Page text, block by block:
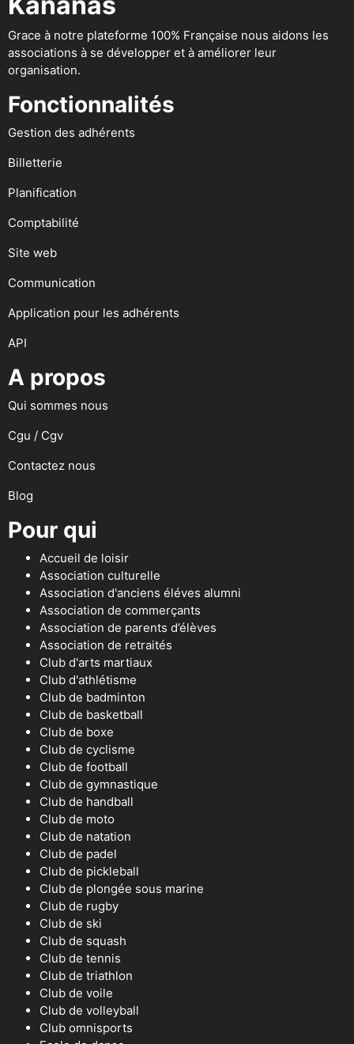
Grace à notre plateforme 100% Française nous aidons les
associations à se développer et à améliorer leur
organisation.
Fonctionnalités
Gestion des adhérents
Billetterie
Planification
Comptabilité
Site web
Communication
Application pour les adhérents
API
A propos
Qui sommes nous
Cgu / Cgv
Contactez nous
Blog
Pour qui
Accueil de loisir
Association culturelle
Association d'anciens éléves alumni
Association de commerçants
Association de parents d’élèves
Association de retraités
Club d'arts martiaux
Club d'athlétisme
Club de badminton
Club de basketball
Club de boxe
Club de cyclisme
Club de football
Club de gymnastique
Club de handball
Club de moto
Club de natation
Club de padel
Club de pickleball
Club de plongée sous marine
Club de rugby
Club de ski
Club de squash
Club de tennis
Club de triathlon
Club de voile
Club de volleyball
Club omnisports